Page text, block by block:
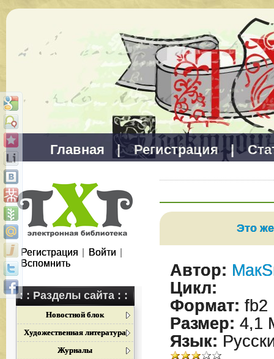
Главная | Регистрация |
Регистрация Войти
Вспомнить
: : Разделы сайта : :
Новостной блок
Художественная литература
Журналы
Это
Автор:
Цикл:
Формат: fb2
Размер: 4,1
Язык: